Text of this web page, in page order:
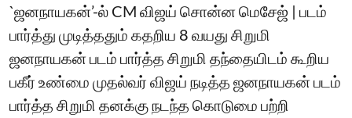
`ஜனநாயகன்’-ல் CM விஜய் சொன்ன மெசேஜ் | படம்
பார்த்து முடித்ததும் கதறிய 8 வயது சிறுமி
ஜனநாயகன் படம் பார்த்த சிறுமி தந்தையிடம் கூறிய
பகீர் உண்மை முதல்வர் விஜய் நடித்த ஜனநாயகன் படம்
பார்த்த சிறுமி தனக்கு நடந்த கொடுமை பற்றி